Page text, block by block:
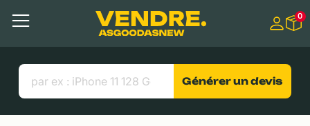
Contenu principal
Menu
Liens utiles
0
Générer un devis